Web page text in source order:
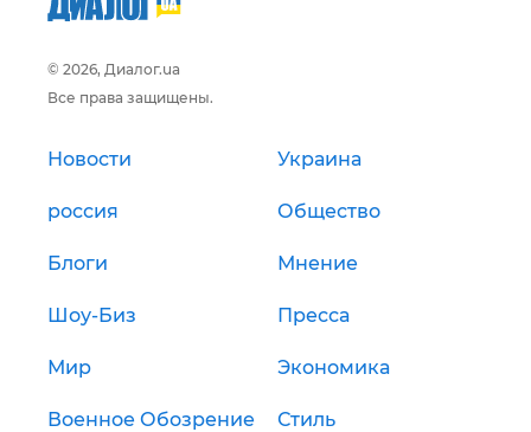
© 2026, Диалог.ua
Все права защищены.
Новости Украина
россия Общество
Блоги Мнение
Шоу-Биз Пресса
Мир Экономика
Военное Обозрение Стиль